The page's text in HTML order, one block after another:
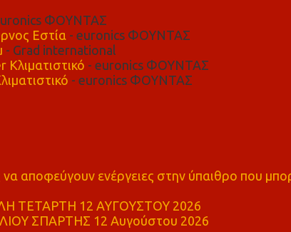
ΦΟΥΝΤΑΣ
Εστία - euronics ΦΟΥΝΤΑΣ
- Grad international
- euronics ΦΟΥΝΤΑΣ
- euronics ΦΟΥΝΤΑΣ
αποφεύγουν ενέργειες στην ύπαιθρο που
ΤΕΤΑΡΤΗ 12 ΑΥΓΟΥΣΤΟΥ 2026
ΣΠΑΡΤΗΣ 12 Αυγούστου 2026